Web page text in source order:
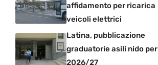
affidamento per ricarica
veicoli elettrici
Latina, pubblicazione
graduatorie asili nido per
2026/27